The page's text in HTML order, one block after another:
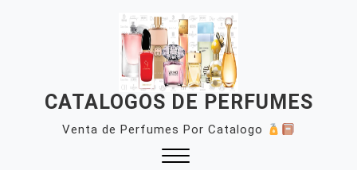
CATALOGOS DE PERFUMES
Venta de Perfumes Por Catalogo